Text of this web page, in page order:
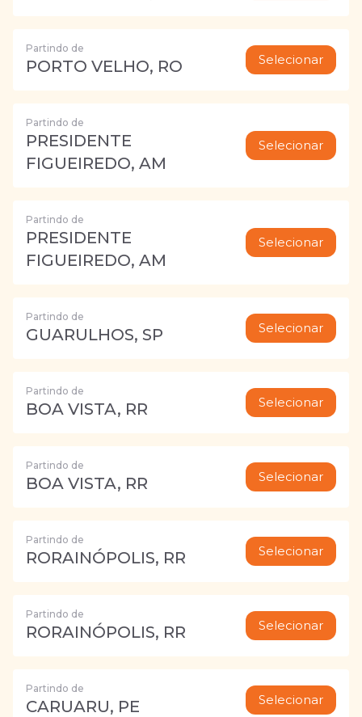
Partindo de
PORTO VELHO, RO Selecionar
Partindo de
PRESIDENTE
FIGUEIREDO, AM
Selecionar
Partindo de
PRESIDENTE
FIGUEIREDO, AM
Selecionar
Partindo de
GUARULHOS, SP Selecionar
Partindo de
BOA VISTA, RR Selecionar
Partindo de
BOA VISTA, RR Selecionar
Partindo de
RORAINÓPOLIS, RR Selecionar
Partindo de
RORAINÓPOLIS, RR Selecionar
Partindo de
CARUARU, PE Selecionar